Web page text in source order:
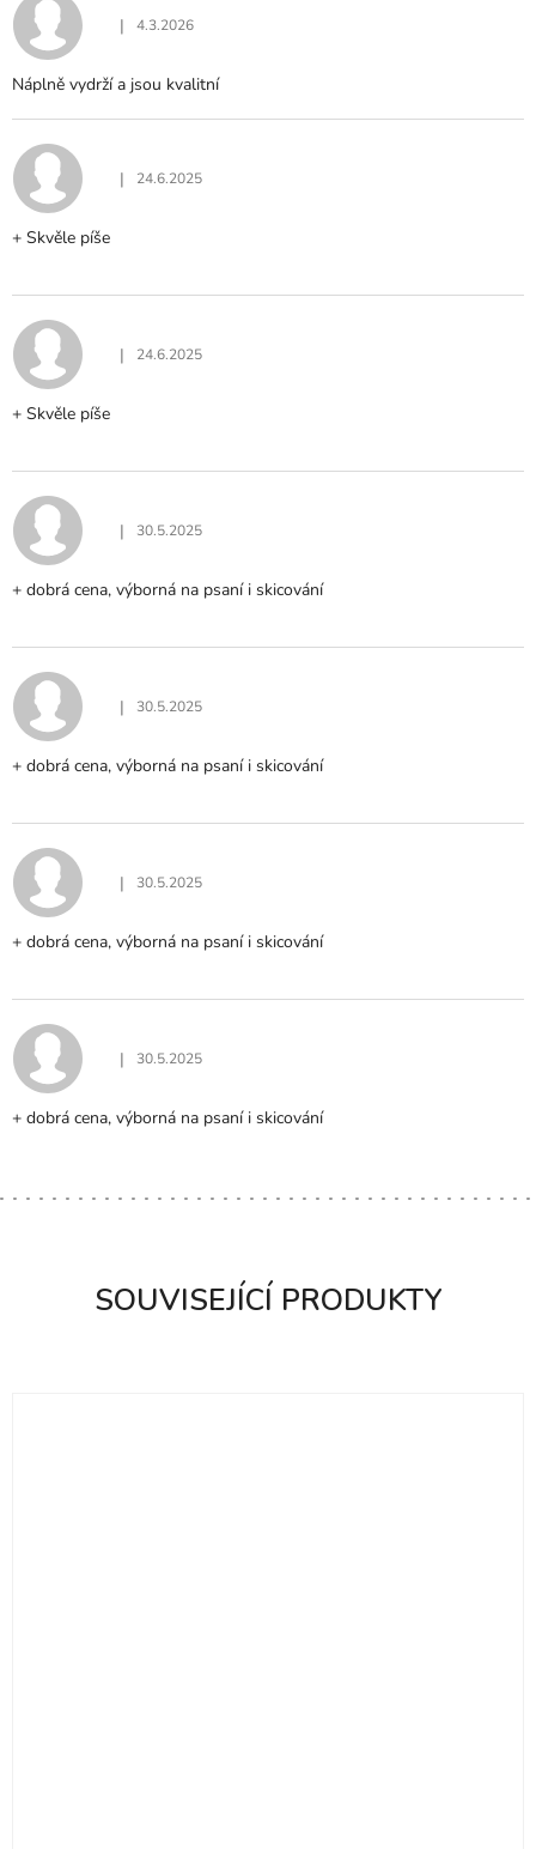
SOUVISEJÍCÍ PRODUKTY
Hodnocení produktu je 5 z 5 hvězdiček.
| 4.3.2026
Náplně vydrží a jsou kvalitní
Hodnocení produktu je 5 z 5 hvězdiček.
| 24.6.2025
+ Skvěle píše
Hodnocení produktu je 5 z 5 hvězdiček.
| 24.6.2025
+ Skvěle píše
Hodnocení produktu je 5 z 5 hvězdiček.
| 30.5.2025
+ dobrá cena, výborná na psaní i skicování
Hodnocení produktu je 5 z 5 hvězdiček.
| 30.5.2025
+ dobrá cena, výborná na psaní i skicování
Hodnocení produktu je 5 z 5 hvězdiček.
| 30.5.2025
+ dobrá cena, výborná na psaní i skicování
Hodnocení produktu je 5 z 5 hvězdiček.
| 30.5.2025
+ dobrá cena, výborná na psaní i skicování